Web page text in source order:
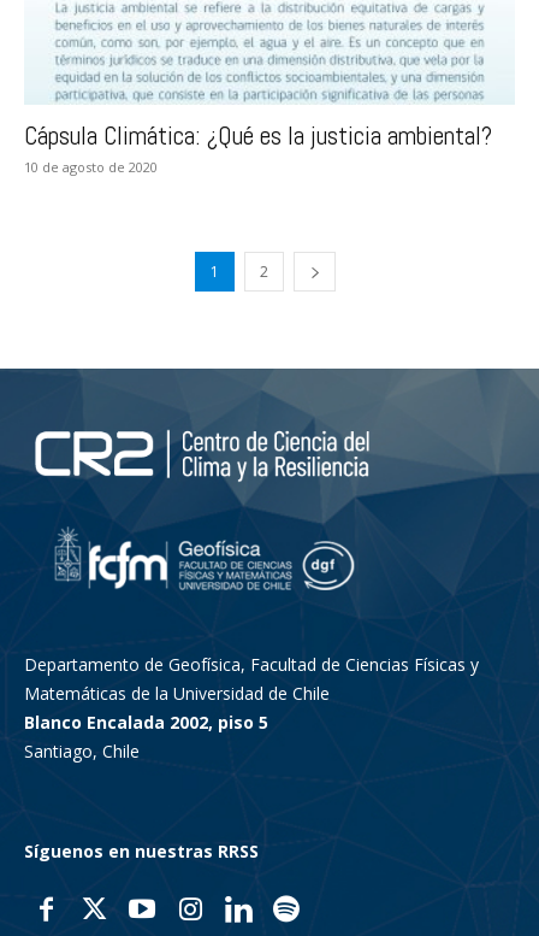
Cápsula Climática: ¿Qué es la justicia ambiental?
10 de agosto de 2020
1 2
Departamento de Geofísica, Facultad de Ciencias Físicas y
Matemáticas de la Universidad de Chile
Blanco Encalada 2002, piso 5
Santiago, Chile
Síguenos en nuestras RRSS